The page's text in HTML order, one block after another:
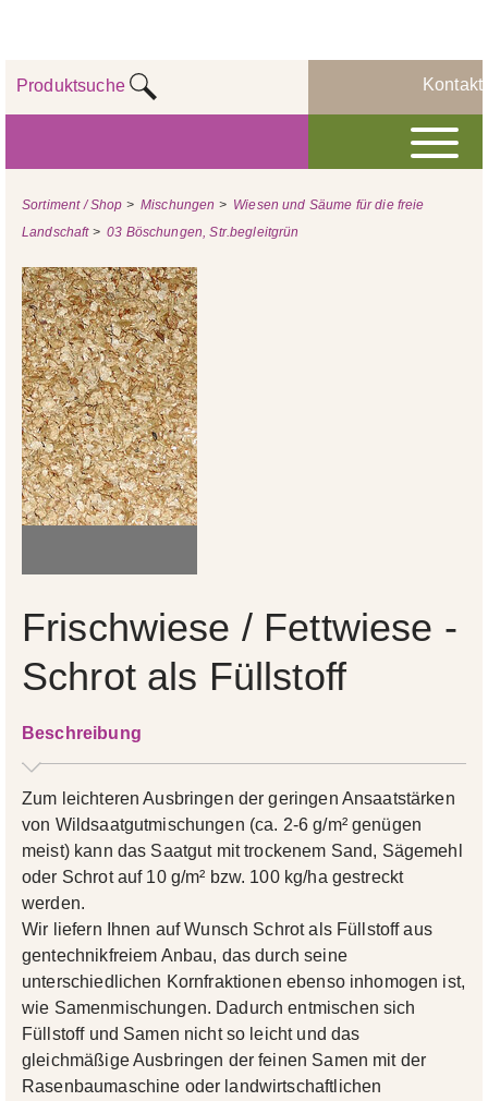
Produktsuche Kontakt
Sortiment / Shop >Mischungen > Wiesen und Säume für die freie
Landschaft>03 Böschungen, Str.begleitgrün
Frischwiese / Fettwiese -
Schrot als Füllstoff
Beschreibung
Zum leichteren Ausbringen der geringen Ansaatstärken
von Wildsaatgutmischungen (ca. 2-6 g/m² genügen
meist) kann das Saatgut mit trockenem Sand, Sägemehl
oder Schrot auf 10 g/m² bzw. 100 kg/ha gestreckt
werden.
Wir liefern Ihnen auf Wunsch Schrot als Füllstoff aus
gentechnikfreiem Anbau, das durch seine
unterschiedlichen Kornfraktionen ebenso inhomogen ist,
wie Samenmischungen. Dadurch entmischen sich
Füllstoff und Samen nicht so leicht und das
gleichmäßige Ausbringen der feinen Samen mit der
Rasenbaumaschine oder landwirtschaftlichen